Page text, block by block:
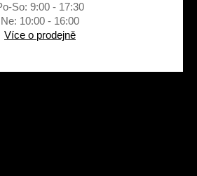
So: 9:00 - 17:30
Ne: 10:00 - 16:00
Více o prodejně